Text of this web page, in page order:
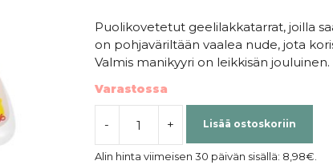
Puolikovetetut geelilakkatarrat, joilla
on pohjaväriltään vaalea nude, jota
Valmis manikyyri on leikkisän jouluinen.
Varastossa
-
|
+ Lisää ostoskoriin
Alin hinta viimeisen 30 päivän sisällä: 8,98€